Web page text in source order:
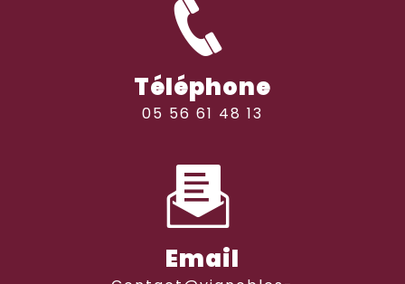
Téléphone
05 56 61 48 13
Email